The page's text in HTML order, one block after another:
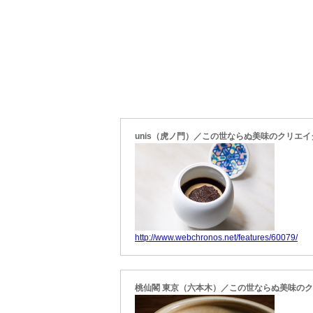
unis（虎ノ門）／この世ならぬ美味のクリエイ
http://www.webchronos.net/features/60079/
桃仙閣 東京（六本木）／この世ならぬ美味の